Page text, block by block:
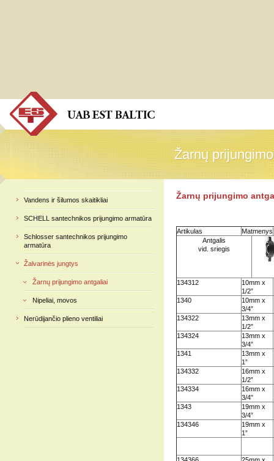
Žarnų
Žarnų
Vandens ir šilumos skaitikliai
SCHELL santechnikos prijungimo armatūra
Schlosser santechnikos prijungimo
armatūra
Žalvarinės jungtys
Žarnų prijungimo antgaliai
Nipeliai, movos
Nerūdijančio plieno ventiliai
Žarnų prijungimo
Artikulas Matmenys
Antgalis
vid. sriegis
134312
10mm x
1/2”
1340
10mm x
3/4”
134322
13mm x
1/2”
134324
13mm x
3/4”
1341
13mm x
1”
134332
16mm x
1/2”
134334
16mm x
3/4”
1343
19mm x
3/4”
134346
19mm x
1”